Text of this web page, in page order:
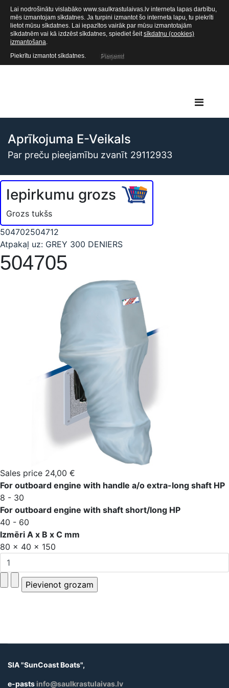
Aprīkojuma E-Veikals
Par preču pieejamību zvanīt 29112933
Iepirkumu grozs
Grozs tukšs
504702504712
Atpakaļ uz: GREY 300 DENIERS
504705
Sales price 24,00 €
For outboard engine with handle a/o extra-long shaft HP
8 - 30
For outboard engine with shaft short/long HP
40 - 60
Izmēri A x B x C mm
80 x 40 x 150
SIA "SunCoast Boats",
e-pasts info@saulkrastulaivas.lv
Lai nodrošinātu vislabāko www.saulkrastulaivas.lv interneta lapas darbību,
mēs izmantojam sīkdatnes. Ja turpini izmantot šo interneta lapu, tu piekrīti
lietot mūsu sīkdatnes. Lai iepazītos vairāk par mūsu izmantotajām
sīkdatnēm vai kā izdzēst sīkdatnes, spiediet šeitsīkdatņu (cookies)
izmantošana.
Piekrītu izmantot sīkdatnes.
Pieņemt